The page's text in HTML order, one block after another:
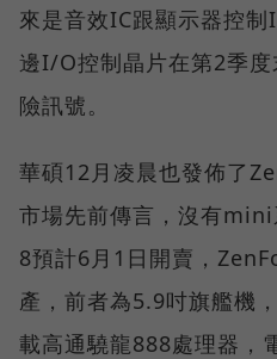
來是音效IC跟顯示器控
邊I/O控制晶片在第2季
險訊號。
華碩12月凌晨也發佈了
市場先前傳言，沒有
8預計6月1日開賣，
產，前者為5.9吋旗艦機
載高通驍龍888處理器，